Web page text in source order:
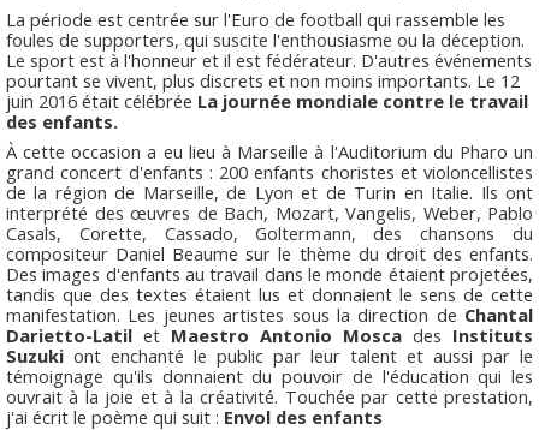
La période est centrée sur l'Euro de football qui rassemble les
foules de supporters, qui suscite l'enthousiasme ou la déception.
Le sport est à l'honneur et il est fédérateur. D'autres événements
pourtant se vivent, plus discrets et non moins importants. Le 12
juin 2016 était célébrée La journée mondiale contre le travail
des enfants.
À cette occasion a eu lieu à Marseille à l'Auditorium du Pharo un
grand concert d'enfants : 200 enfants choristes et violoncellistes
de la région de Marseille, de Lyon et de Turin en Italie. Ils ont
interprété des œuvres de Bach, Mozart, Vangelis, Weber, Pablo
Casals, Corette, Cassado, Goltermann, des chansons du
compositeur Daniel Beaume sur le thème du droit des enfants.
Des images d'enfants au travail dans le monde étaient projetées,
tandis que des textes étaient lus et donnaient le sens de cette
manifestation. Les jeunes artistes sous la direction de Chantal
Darietto-Latil et Maestro Antonio Mosca des Instituts
Suzuki ont enchanté le public par leur talent et aussi par le
témoignage qu'ils donnaient du pouvoir de l'éducation qui les
ouvrait à la joie et à la créativité. Touchée par cette prestation,
j'ai écrit le poème qui suit : Envol des enfants